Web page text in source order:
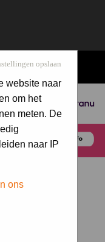
by
opslaan
website naar
om het
meten. De
naar IP
ons